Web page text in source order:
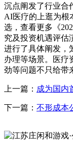
沉点阐发了行业合
AI医疗的上逛为根
选，查看更多《
究及投资机遇评估
进行了具体阐发，
办理等场景。医疗
劲等问题不只给带
上一篇： 成为国内
下一篇： 不形成本